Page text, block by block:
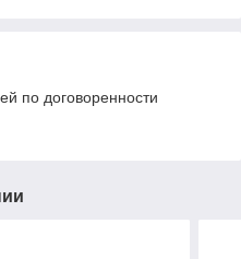
по договоренности